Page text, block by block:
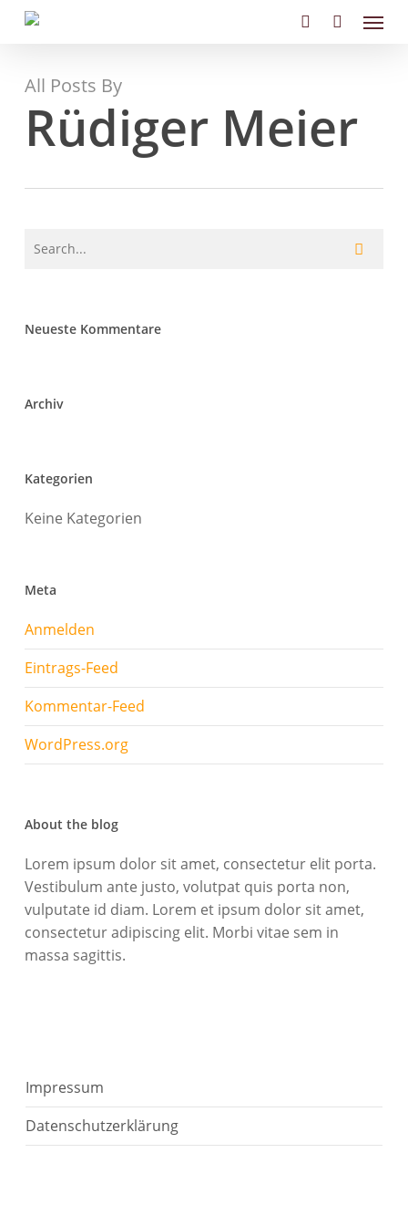
Skip
content
Menu
All Posts By
Rüdiger Meier
Neueste Kommentare
Archiv
Kategorien
Keine Kategorien
Meta
Anmelden
Eintrags-Feed
Kommentar-Feed
WordPress.org
About the blog
Lorem ipsum dolor sit amet, consectetur elit porta.
Vestibulum ante justo, volutpat quis porta non,
vulputate id diam. Lorem et ipsum dolor sit amet,
consectetur adipiscing elit. Morbi vitae sem in
massa sagittis.
Impressum
Datenschutzerklärung